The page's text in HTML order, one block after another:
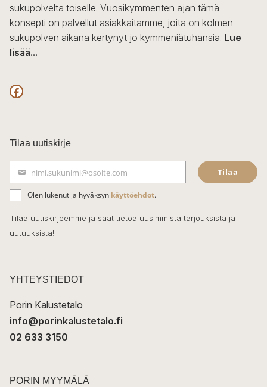
sukupolvelta toiselle. Vuosikymmenten ajan tämä
konsepti on palvellut asiakkaitamme, joita on kolmen
sukupolven aikana kertynyt jo kymmeniätuhansia. Lue
lisää...
F
c
e
b
o
o
k
Tilaa uutiskirje
ä
h
k
t
nimi.sukunimi@osoite.com Tilaa
Olen lukenut ja hyväksyn käyttöehdot.
Tilaa uutiskirjeemme ja saat tietoa uusimmista tarjouksista ja
uutuuksista!
YHTEYSTIEDOT
Porin Kalustetalo
info@porinkalustetalo.fi
02 633 3150
PORIN MYYMÄLÄ